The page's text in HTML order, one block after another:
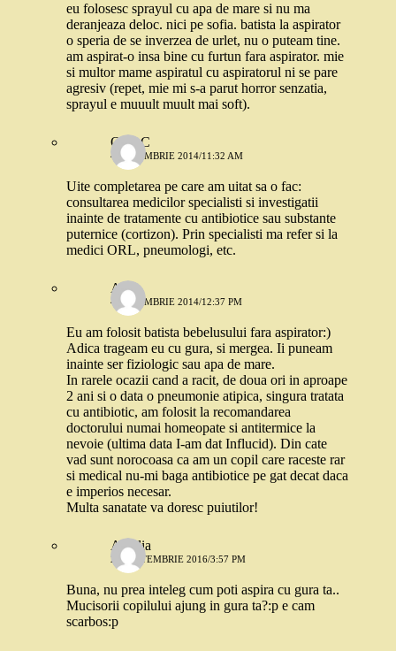
eu folosesc sprayul cu apa de mare si nu ma
deranjeaza deloc. nici pe sofia. batista la aspirator
o speria de se inverzea de urlet, nu o puteam tine.
am aspirat-o insa bine cu furtun fara aspirator. mie
si multor mame aspiratul cu aspiratorul ni se pare
agresiv (repet, mie mi s-a parut horror senzatia,
sprayul e muuult muult mai soft).
OanaC
4 DECEMBRIE 2014/11:32 AM
Uite completarea pe care am uitat sa o fac:
consultarea medicilor specialisti si investigatii
inainte de tratamente cu antibiotice sau substante
puternice (cortizon). Prin specialisti ma refer si la
medici ORL, pneumologi, etc.
Alina
4 DECEMBRIE 2014/12:37 PM
Eu am folosit batista bebelusului fara aspirator:)
Adica trageam eu cu gura, si mergea. Ii puneam
inainte ser fiziologic sau apa de mare.
In rarele ocazii cand a racit, de doua ori in aproape
2 ani si o data o pneumonie atipica, singura tratata
cu antibiotic, am folosit la recomandarea
doctorului numai homeopate si antitermice la
nevoie (ultima data I-am dat Influcid). Din cate
vad sunt norocoasa ca am un copil care raceste rar
si medical nu-mi baga antibiotice pe gat decat daca
e imperios necesar.
Multa sanatate va doresc puiutilor!
Amalia
27 SEPTEMBRIE 2016/3:57 PM
Buna, nu prea inteleg cum poti aspira cu gura ta..
Mucisorii copilului ajung in gura ta?:p e cam
scarbos:p